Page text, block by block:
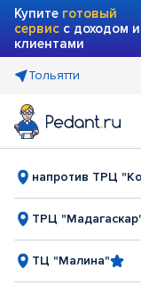
Купите готовый
сервис с доходом и
клиентами
Тольятти
напротив ТРЦ
ТРЦ
ТЦ "Малина"